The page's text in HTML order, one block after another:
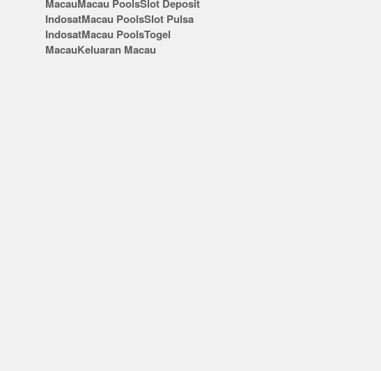
MacauMacau PoolsSlot Deposit
IndosatMacau PoolsSlot Pulsa
IndosatMacau PoolsTogel
MacauKeluaran Macau